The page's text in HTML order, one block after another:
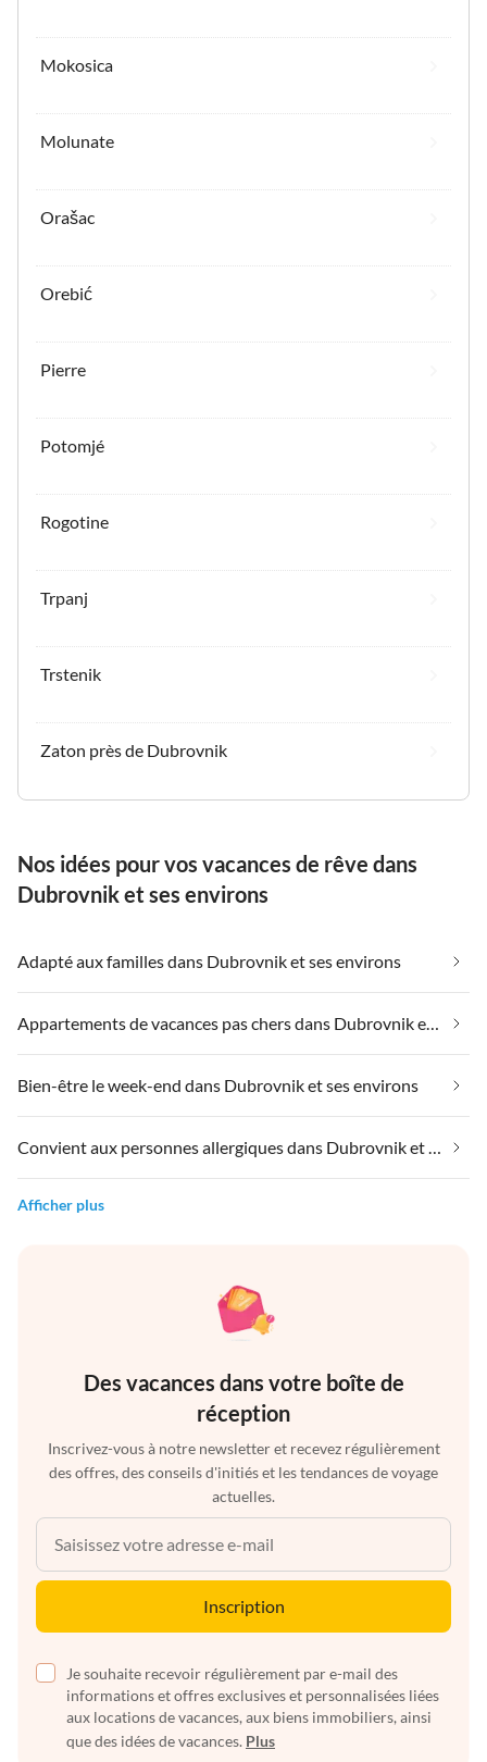
Mokosica
Molunate
Orašac
Orebić
Pierre
Potomjé
Rogotine
Trpanj
Trstenik
Zaton près de Dubrovnik
Nos idées pour vos vacances de rêve dans
Dubrovnik et ses environs
Adapté aux familles dans Dubrovnik et ses environs
Bien-être le week-end dans Dubrovnik et ses environs
Afficher plus
Des vacances dans votre boîte de
réception
Inscrivez-vous à notre newsletter et recevez régulièrement
des offres, des conseils d'initiés et les tendances de voyage
actuelles.
Inscription
Je souhaite recevoir régulièrement par e-mail des
informations et offres exclusives et personnalisées liées
aux locations de vacances, aux biens immobiliers, ainsi
que des idées de vacances. Plus